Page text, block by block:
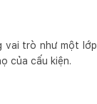
vai trò như một lớp
của cấu kiện.